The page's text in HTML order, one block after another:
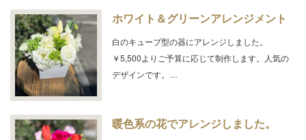
ホワイト＆グリーンアレンジメント
白のキューブ型の器にアレンジしました。
￥5,500よりご予算に応じて制作します。人気の
デザインです。…
暖色系の花でアレンジしました。